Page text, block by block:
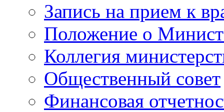
Запись на прием к
Положение о
Коллегия
Общественный совет
Финансовая